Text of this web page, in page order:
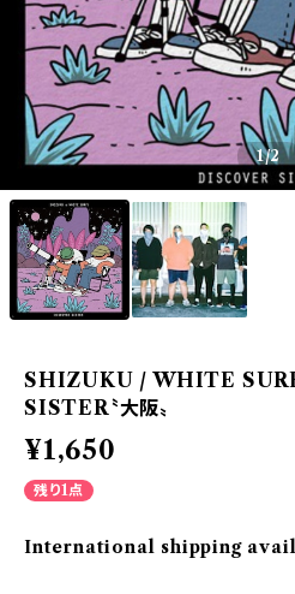
1/2
SHIZUKU / WHITE
SISTER〝大阪〟
¥1,650
残り1点
International shipping